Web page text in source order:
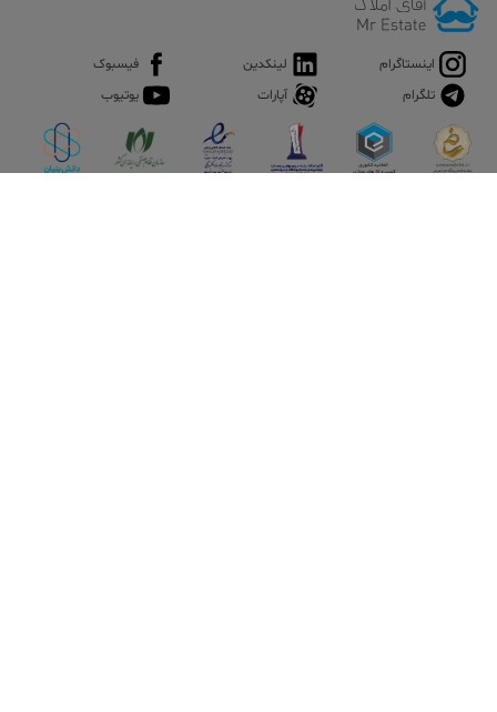
اینستاگرام لینکدین
فیسبوک
تلگرام
آپارات یوتیوب